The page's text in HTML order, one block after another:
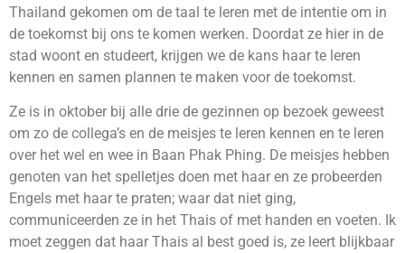
Thailand gekomen om de taal te leren met de intentie om in
de toekomst bij ons te komen werken. Doordat ze hier in de
stad woont en studeert, krijgen we de kans haar te leren
kennen en samen plannen te maken voor de toekomst.
Ze is in oktober bij alle drie de gezinnen op bezoek geweest
om zo de collega’s en de meisjes te leren kennen en te leren
over het wel en wee in Baan Phak Phing. De meisjes hebben
genoten van het spelletjes doen met haar en ze probeerden
Engels met haar te praten; waar dat niet ging,
communiceerden ze in het Thais of met handen en voeten. Ik
moet zeggen dat haar Thais al best goed is, ze leert blijkbaar